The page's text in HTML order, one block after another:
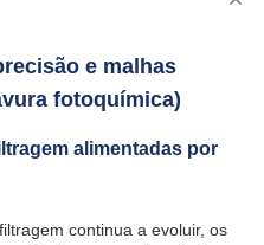
e malhas
fotoquímica)
alimentadas por
continua a evoluir, os